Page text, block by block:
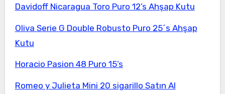
Davidoff Nicaragua Toro Puro 12’s Ahşap Kutu
Oliva Serie G Double Robusto Puro 25´s Ahşap
Kutu
Horacio Pasion 48 Puro 15’s
Romeo y Julieta Mini 20 sigarillo Satın Al